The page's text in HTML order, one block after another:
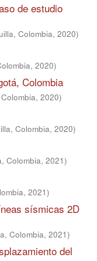
de estudio
Colombia, 2020)
, 2020)
Colombia
, 2020)
Colombia, 2020)
Colombia, 2021)
, 2021)
sísmicas 2D
Colombia, 2021)
del